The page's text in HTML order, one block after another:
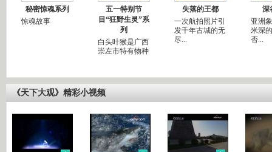
秘密惊魂系列
惊魂故事
五一特别节
目“狂野生灵”系
列
白头叶猴是广西
崇左市特有物种
失落的王都
一次航拍照片引
发千年古城的无
尽...
深
亚洲
米深
否...
《天下大观》精彩小视频